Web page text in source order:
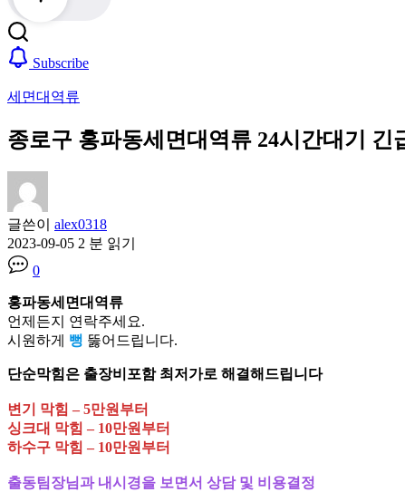
Subscribe
세면대역류
종로구 홍파동세면대역류 24시간대기 긴
글쓴이 alex0318
2023-09-05 2 분 읽기
0
홍파동세면대역류
언제든지 연락주세요.
시원하게 뻥 뚫어드립니다.
단순막힘은 출장비포함 최저가로 해결해드립니다
변기 막힘 – 5만원부터
싱크대 막힘 – 10만원부터
하수구 막힘 – 10만원부터
출동팀장님과 내시경을 보면서 상담 및 비용결정